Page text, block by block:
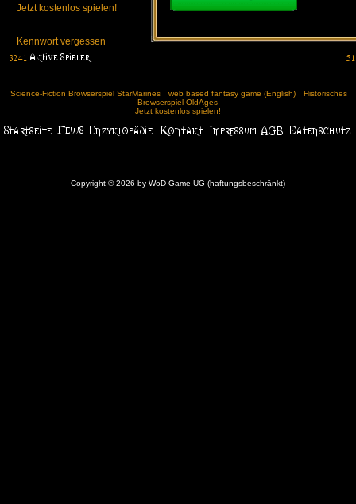
Jetzt kostenlos spielen!
Kennwort vergessen
Science-Fiction Browserspiel StarMarines web based fantasy game (English)
Historisches
Browserspiel OldAges
Jetzt kostenlos spielen!
Copyright © 2026 by WoD Game UG (haftungsbeschränkt)